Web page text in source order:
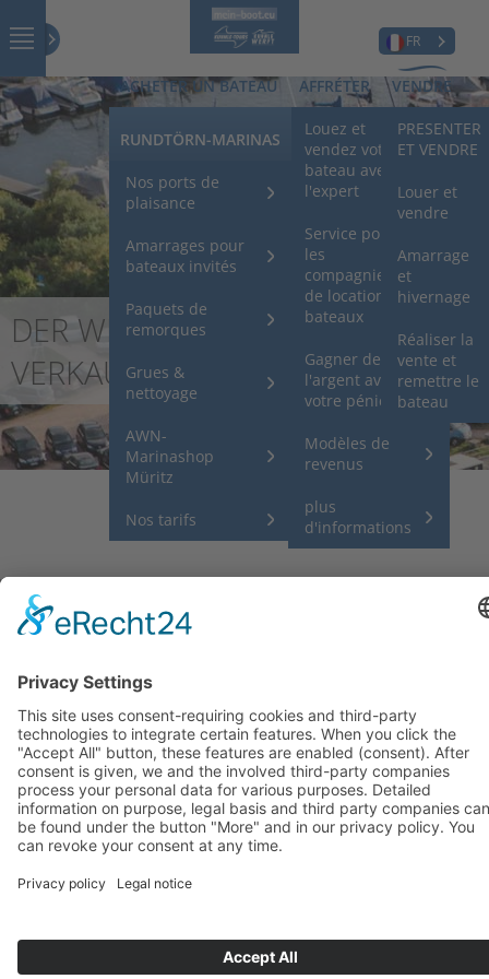
ACHETER UN BATEAU
Construction
neuve
Bateaux
d'occasion
Bateaux
d'occasion
Bateaux de sport
d'occasion
Acheter un
ponton / un
AFFRÉTER
Louez et
vendez votre
bateau avec
l'expert
Service pour
les
compagnies
de location de
bateaux
Gagner de
l'argent avec
votre péniche
Modèles de
revenus
plus
d'informations
VENDRE
PRESENTER
ET VENDRE
Louer et
vendre
Amarrage
et
hivernage
Réaliser la
vente et
remettre le
bateau
RUNDTÖRN-MARINAS
Nos ports de
plaisance
Amarrages pour
bateaux invités
Paquets de
remorques
Grues &
nettoyage
AWN-
Marinashop
Müritz
Nos tarifs
FR
DER WEG ZUM ERFOLGREICHEN
VERKAUF
KUHNLE-TOURS GmbH, Marinastraße 1, Hafendorf Müritz, D-17248
Telephone: +49(3 98 23)2 66-0, Fax: +49(3 98 23)2 66-10
Email:info(at)mein-boot.eu
Office hours: Monday to Friday from 8:00 am until 5:00 pm
Imprint